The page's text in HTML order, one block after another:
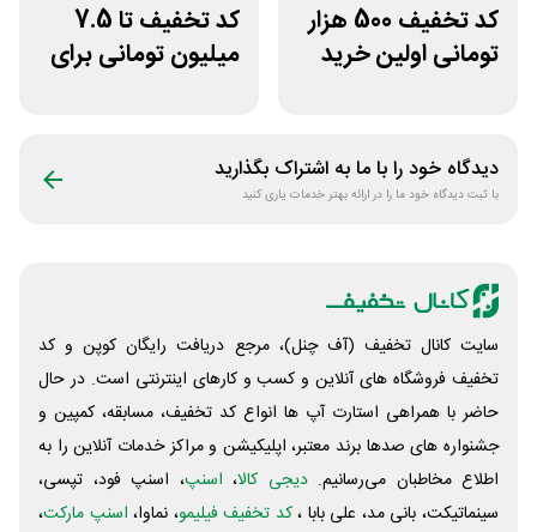
کد تخفیف 500 هزار
تومانی اولین خرید
کد تخفیف تا 7.5
میلیون تومانی برای
دیدگاه خود را با ما به اشتراک بگذارید
با ثبت دیدگاه خود ما را در ارائه بهتر خدمات یاری کنید
سایت کانال تخفیف (آف چنل)، مرجع دریافت رایگان کوپن و کد
تخفیف فروشگاه های آنلاین و کسب و‌ کارهای اینترنتی است. در حال
حاضر با همراهی استارت آپ ها انواع کد تخفیف، مسابقه، کمپین و
جشنواره های صدها برند معتبر، اپلیکیشن و مراکز خدمات آنلاین را به
اطلاع مخاطبان می‌رسانیم. دیجی کالا، اسنپ، اسنپ فود، تپسی،
سینماتیکت، بانی مد، علی‌ بابا ،کد تخفیف فیلیمو، نماوا، اسنپ مارکت،